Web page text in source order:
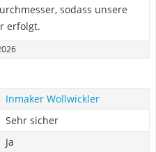
sodass unsere
erfolgt.
Inmaker Wollwickler
Sehr sicher
Ja